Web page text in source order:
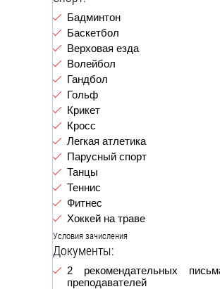
Бадминтон
Баскетбол
Верховая езда
Волейбол
Гандбол
Гольф
Крикет
Кросс
Легкая атлетика
Парусный спорт
Танцы
Теннис
Фитнес
Хоккей на траве
Условия зачисления
Документы:
2 рекомендательных
преподавателей